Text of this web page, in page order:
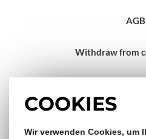
COOKIES
Wir verwenden Cookies, um
AGB
Withdraw from
Gratis